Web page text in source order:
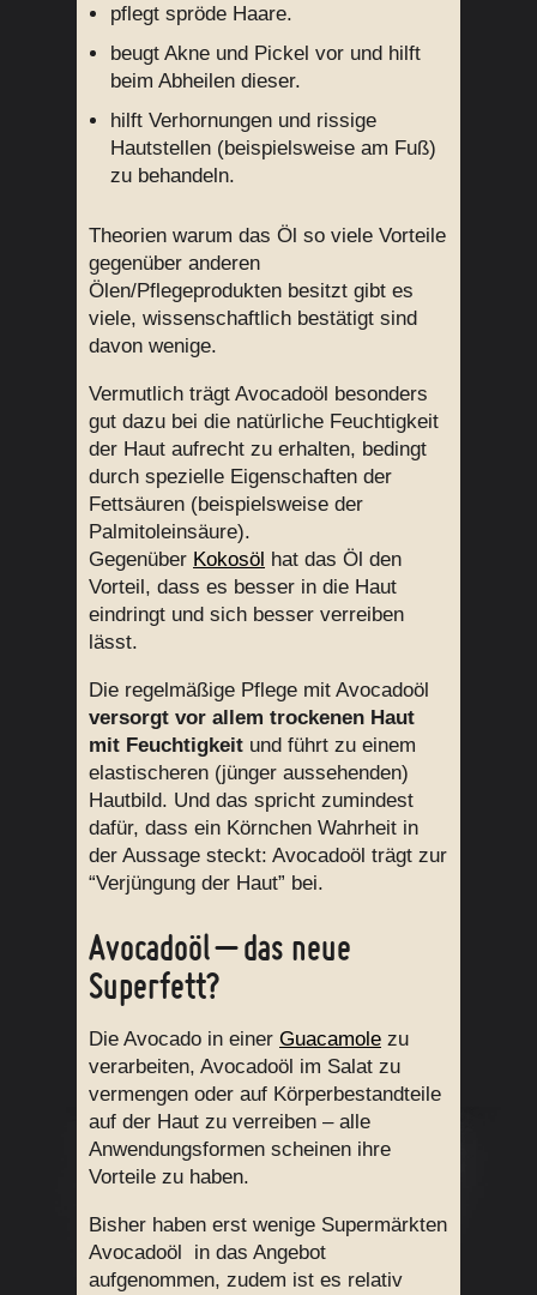
pflegt spröde Haare.
beugt Akne und Pickel vor und hilft
beim Abheilen dieser.
hilft Verhornungen und rissige
Hautstellen (beispielsweise am Fuß)
zu behandeln.
Theorien warum das Öl so viele Vorteile
gegenüber anderen
Ölen/Pflegeprodukten besitzt gibt es
viele, wissenschaftlich bestätigt sind
davon wenige.
Vermutlich trägt Avocadoöl besonders
gut dazu bei die natürliche Feuchtigkeit
der Haut aufrecht zu erhalten, bedingt
durch spezielle Eigenschaften der
Fettsäuren (beispielsweise der
Palmitoleinsäure).
Gegenüber Kokosöl hat das Öl den
Vorteil, dass es besser in die Haut
eindringt und sich besser verreiben
lässt.
Die regelmäßige Pflege mit Avocadoöl
versorgt vor allem trockenen Haut
mit Feuchtigkeit und führt zu einem
elastischeren (jünger aussehenden)
Hautbild. Und das spricht zumindest
dafür, dass ein Körnchen Wahrheit in
der Aussage steckt: Avocadoöl trägt zur
“Verjüngung der Haut” bei.
Avocadoöl – das neue
Superfett?
Die Avocado in einer Guacamole zu
verarbeiten, Avocadoöl im Salat zu
vermengen oder auf Körperbestandteile
auf der Haut zu verreiben – alle
Anwendungsformen scheinen ihre
Vorteile zu haben.
Bisher haben erst wenige Supermärkten
Avocadoöl in das Angebot
aufgenommen, zudem ist es relativ